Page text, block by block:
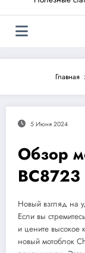
Главная
5 Июня 2024
Обзор
BC8723
Новый взгляд на
Если вы
и цените высокое
новый мотоблок